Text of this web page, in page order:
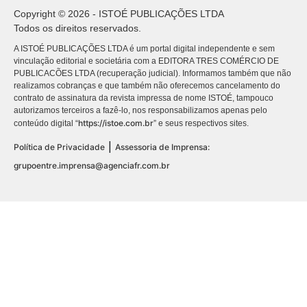
Copyright © 2026 - ISTOÉ PUBLICAÇÕES LTDA
Todos os direitos reservados.
A ISTOÉ PUBLICAÇÕES LTDA é um portal digital independente e sem
vinculação editorial e societária com a EDITORA TRES COMÉRCIO DE
PUBLICACÕES LTDA (recuperação judicial). Informamos também que não
realizamos cobranças e que também não oferecemos cancelamento do
contrato de assinatura da revista impressa de nome ISTOÉ, tampouco
autorizamos terceiros a fazê-lo, nos responsabilizamos apenas pelo
conteúdo digital “https://istoe.com.br” e seus respectivos sites.
Política de Privacidade
Assessoria de Imprensa:
grupoentre.imprensa@agenciafr.com.br